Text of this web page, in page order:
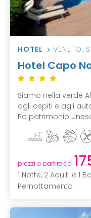
HOTEL VENETO,
Hotel Capo
Siamo nella verde
agli ospiti e agli
Po patrimonio
prezzi a partire da
1 Notte, 2 Adulti e 1
Pernottamento